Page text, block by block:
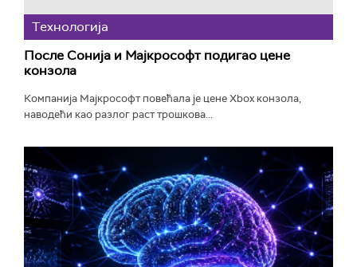
Технологијa
После Сонија и Мајкрософт подигао цене
конзола
Компанија Мајкрософт повећала је цене Xbox конзола,
наводећи као разлог раст трошкова...